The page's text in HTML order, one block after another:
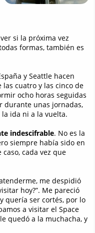
si la próxima vez
formas, también es
y Seattle hacen
cuatro y las cinco de
ocho horas seguidas
durante unas jornadas,
ida ni a la vuelta.
indescifrable. No es la
siempre había sido en
cada vez que
me despidió
hoy?”. Me pareció
quería ser cortés, por lo
a visitar el Space
quedó a la muchacha, y